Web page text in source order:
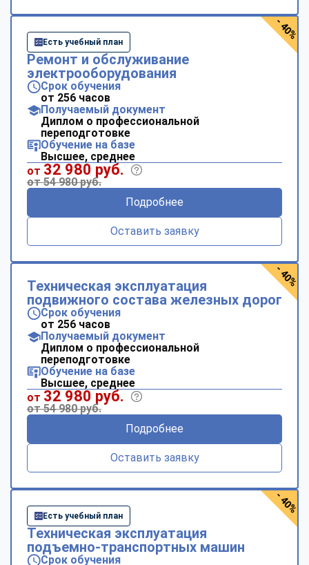
Есть учебный план
Ремонт и обслуживание
электрооборудования
Срок обучения
от 256 часов
Получаемый документ
Диплом о профессиональной
переподготовке
Обучение на базе
Высшее, среднее
от 32 980 руб.
от 54 980 руб.
Подробнее
Оставить заявку
- 40%
Техническая эксплуатация
подвижного состава железных дорог
Срок обучения
от 256 часов
Получаемый документ
Диплом о профессиональной
переподготовке
Обучение на базе
Высшее, среднее
от 32 980 руб.
от 54 980 руб.
Подробнее
Оставить заявку
- 40%
Есть учебный план
Техническая эксплуатация
подъемно-транспортных машин
Срок обучения
- 40%